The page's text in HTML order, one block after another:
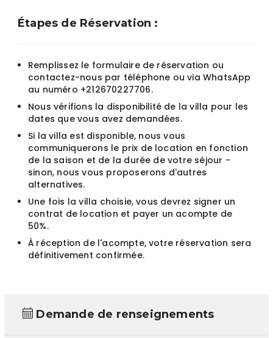
Étapes de Réservation :
Remplissez le formulaire de réservation ou
contactez-nous par téléphone ou via WhatsApp
au numéro +212670227706.
Nous vérifions la disponibilité de la villa pour les
dates que vous avez demandées.
Si la villa est disponible, nous vous
communiquerons le prix de location en fonction
de la saison et de la durée de votre séjour -
sinon, nous vous proposerons d'autres
alternatives.
Une fois la villa choisie, vous devrez signer un
contrat de location et payer un acompte de
50%.
À réception de l'acompte, votre réservation sera
définitivement confirmée.
Demande de renseignements